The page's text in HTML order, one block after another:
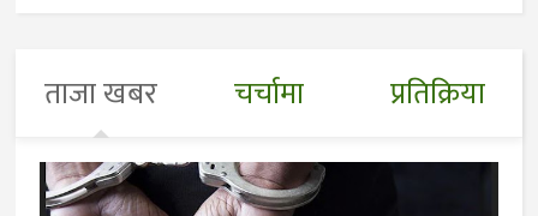
ताजा खबर चर्चामा प्रतिक्रिया